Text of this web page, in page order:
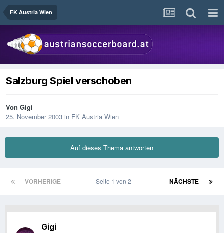
FK Austria Wien
Salzburg Spiel verschoben
Von Gigi
25. November 2003 in FK Austria Wien
Auf dieses Thema antworten
VORHERIGE NÄCHSTE
Seite 1 von 2
Gigi